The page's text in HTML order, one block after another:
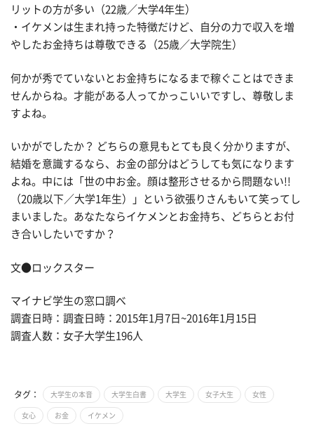
リットの方が多い（22歳／大学4年生）
・イケメンは生まれ持った特徴だけど、自分の力で収入を増
やしたお金持ちは尊敬できる（25歳／大学院生）
何かが秀でていないとお金持ちになるまで稼ぐことはできま
せんからね。才能がある人ってかっこいいですし、尊敬しま
すよね。
いかがでしたか？ どちらの意見もとても良く分かりますが、
結婚を意識するなら、お金の部分はどうしても気になります
よね。中には「世の中お金。顔は整形させるから問題ない!!
（20歳以下／大学1年生）」という欲張りさんもいて笑ってし
まいました。あなたならイケメンとお金持ち、どちらとお付
き合いしたいですか？
文●ロックスター
マイナビ学生の窓口調べ
調査日時：調査日時：2015年1月7日~2016年1月15日
調査人数：女子大学生196人
タグ： 大学生の本音 大学生白書 大学生 女子大生 女性
女心 お金 イケメン